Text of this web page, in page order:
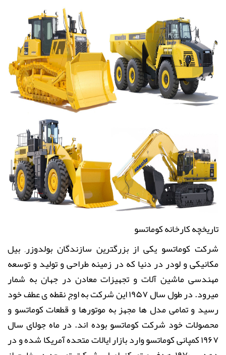
تاریخچه کارخانه کوماتسو
شرکت کوماتسو یکی از بزرگترین سازندگان بولدوزر, بیل
مکانیکی و لودر در دنیا که در زمینه طراحی و تولید و توسعه
مهندسی ماشین آلات و تجهیزات معادن در جهان به شمار
میرود. در طول سال ۱۹۵۷ این شرکت به اوج نقطه ی عطف خود
رسید و تمامی مدل ها مجهز به موتورها و قطعات کوماتسو و
محصولات خود شرکت کوماتسو بوده اند. در ماه جولای سال
۱۹۶۷ کمپانی کوماتسو وارد بازار ایالات متحده آمریکا شده و در